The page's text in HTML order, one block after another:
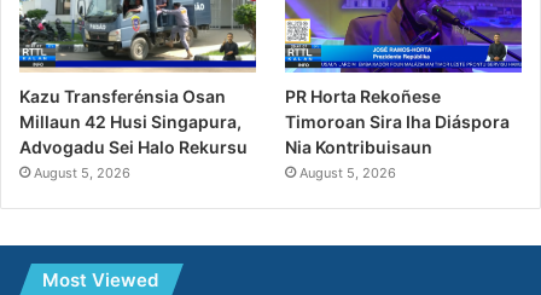
Kazu Transferénsia Osan
Millaun 42 Husi Singapura,
Advogadu Sei Halo Rekursu
August 5, 2026
PR Horta Rekoñese
Timoroan Sira Iha Diáspora
Nia Kontribuisaun
August 5, 2026
Most Viewed